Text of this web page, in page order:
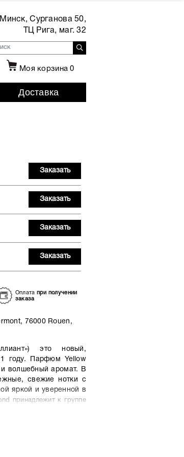
Минск, Сурганова 50,
ТЦ Рига, маг. 32
Моя корзина0
Доставка
Заказать
Заказать
Заказать
Заказать
Оплата при получении
заказа
76000 Rouen,
это новый,
году. Парфюм Yellow
и волшебный аромат. В
свежие нотки с
яркой и уверенной в
принадлежит к группе